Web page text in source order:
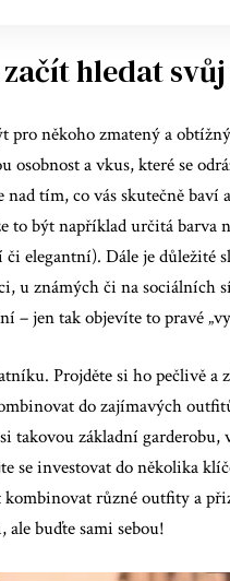
hledat
pro někoho zmatený a
osobnost a vkus, které se
tím, co vás skutečně baví
to být například určitá barva
elegantní). Dále je důležité
u známých či na sociálních
– jen tak objevíte to pravé
Projděte si ho pečlivě a
do zajímavých
takovou základní garderobu,
se investovat do několika
různé outfity a
ale buďte sami sebou!